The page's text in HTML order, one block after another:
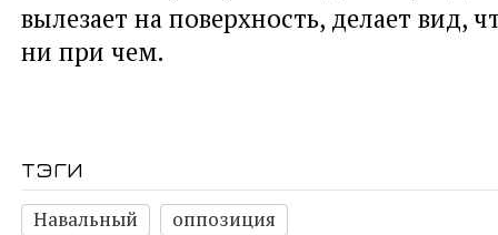
вылезает на поверхность, делает вид,
ни при чем.
тэги
Навальный оппозиция